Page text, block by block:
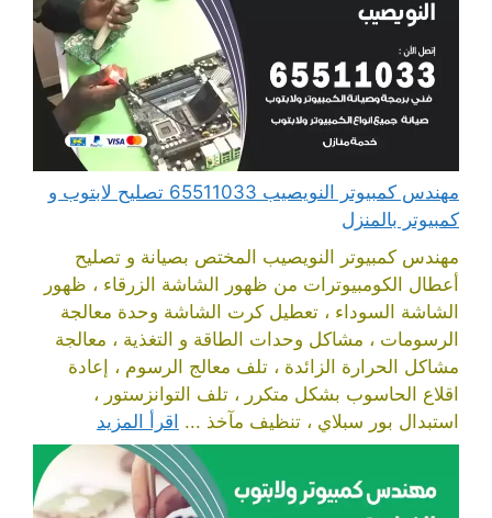
مهندس كمبيوتر النويصيب 65511033 تصليح لابتوب و
كمبيوتر بالمنزل
مهندس كمبيوتر النويصيب المختص بصيانة و تصليح
أعطال الكومبيوترات من ظهور الشاشة الزرقاء ، ظهور
الشاشة السوداء ، تعطيل كرت الشاشة وحدة معالجة
الرسومات ، مشاكل وحدات الطاقة و التغذية ، معالجة
مشاكل الحرارة الزائدة ، تلف معالج الرسوم ، إعادة
اقلاع الحاسوب بشكل متكرر ، تلف التوانزستور ،
استبدال بور سبلاي ، تنظيف مآخذ ... اقرأ المزيد